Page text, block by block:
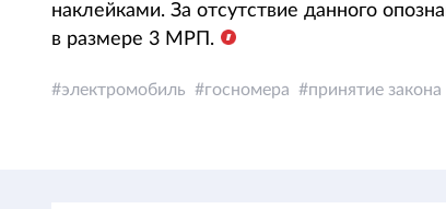
наклейками. За отсутствие данного
в размере 3 МРП.
электромобиль госномера принятие закона